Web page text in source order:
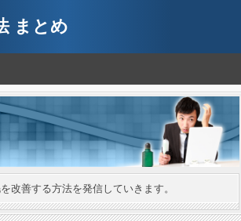
まとめ
改善する方法を発信していきます。